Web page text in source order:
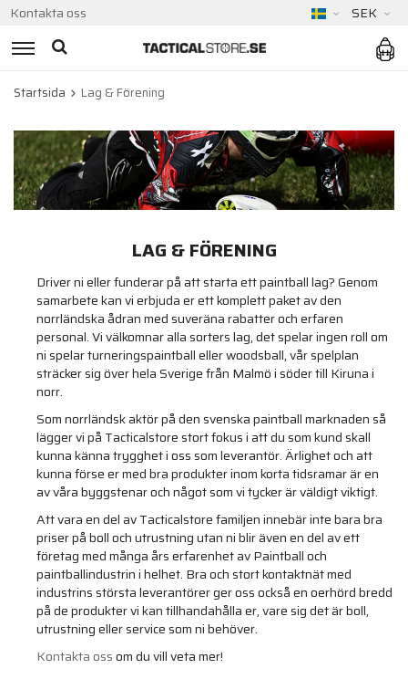
Kontakta oss SEK
Startsida Lag & Förening
LAG & FÖRENING
Driver ni eller funderar på att starta ett paintball lag? Genom
samarbete kan vi erbjuda er ett komplett paket av den
norrländska ådran med suveräna rabatter och erfaren
personal. Vi välkomnar alla sorters lag, det spelar ingen roll om
ni spelar turneringspaintball eller woodsball, vår spelplan
sträcker sig över hela Sverige från Malmö i söder till Kiruna i
norr.
Som norrländsk aktör på den svenska paintball marknaden så
lägger vi på Tacticalstore stort fokus i att du som kund skall
kunna känna trygghet i oss som leverantör. Ärlighet och att
kunna förse er med bra produkter inom korta tidsramar är en
av våra byggstenar och något som vi tycker är väldigt viktigt.
Att vara en del av Tacticalstore familjen innebär inte bara bra
priser på boll och utrustning utan ni blir även en del av ett
företag med många års erfarenhet av Paintball och
paintballindustrin i helhet. Bra och stort kontaktnät med
industrins största leverantörer ger oss också en oerhörd bredd
på de produkter vi kan tillhandahålla er, vare sig det är boll,
utrustning eller service som ni behöver.
Kontakta ossom du vill veta mer!